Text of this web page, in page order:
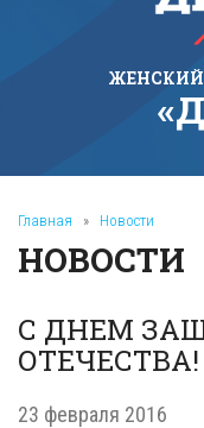
ЖЕНСКИЙ
Главная » Новости
НОВОСТИ
С ДНЕМ
ОТЕЧЕСТВА!
23 февраля 2016